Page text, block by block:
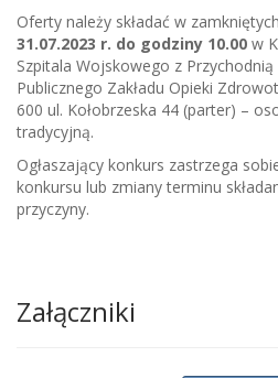
Oferty należy składać w
31.07.2023 r. do godziny 10.00 w
Szpitala Wojskowego z
Publicznego Zakładu Opieki
600 ul. Kołobrzeska 44 (parter) –
tradycyjną.
Ogłaszający konkurs zastrzega
konkursu lub zmiany terminu
przyczyny.
Załączniki